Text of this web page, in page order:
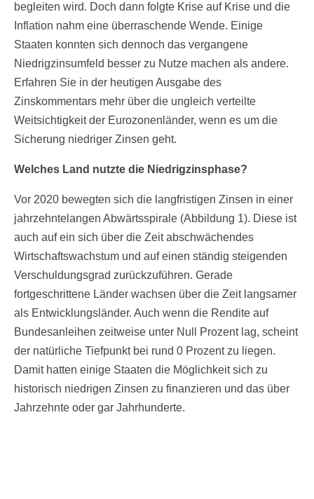
begleiten wird. Doch dann folgte Krise auf Krise und die
Inflation nahm eine überraschende Wende. Einige
Staaten konnten sich dennoch das vergangene
Niedrigzinsumfeld besser zu Nutze machen als andere.
Erfahren Sie in der heutigen Ausgabe des
Zinskommentars mehr über die ungleich verteilte
Weitsichtigkeit der Eurozonenländer, wenn es um die
Sicherung niedriger Zinsen geht.
Welches Land nutzte die Niedrigzinsphase?
Vor 2020 bewegten sich die langfristigen Zinsen in einer
jahrzehntelangen Abwärtsspirale (Abbildung 1). Diese ist
auch auf ein sich über die Zeit abschwächendes
Wirtschaftswachstum und auf einen ständig steigenden
Verschuldungsgrad zurückzuführen. Gerade
fortgeschrittene Länder wachsen über die Zeit langsamer
als Entwicklungsländer. Auch wenn die Rendite auf
Bundesanleihen zeitweise unter Null Prozent lag, scheint
der natürliche Tiefpunkt bei rund 0 Prozent zu liegen.
Damit hatten einige Staaten die Möglichkeit sich zu
historisch niedrigen Zinsen zu finanzieren und das über
Jahrzehnte oder gar Jahrhunderte.